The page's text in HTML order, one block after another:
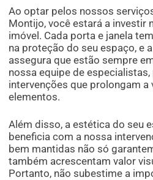
Ao optar pelos nossos
Montijo, você estará a investir
imóvel. Cada porta e janela
na proteção do seu espaço, e
assegura que estão sempre
nossa equipe de
intervenções que prolongam a
elementos.
Além disso, a estética do seu
beneficia com a nossa
bem mantidas não só
também acrescentam valor
Portanto, não subestime a